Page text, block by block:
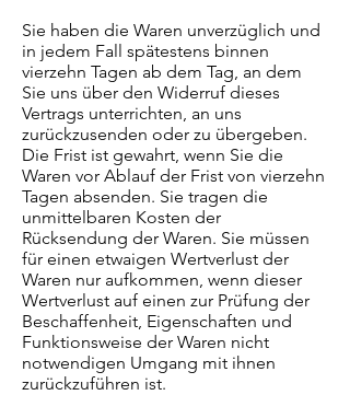
Sie haben die Waren unverzüglich und
in jedem Fall spätestens binnen
vierzehn Tagen ab dem Tag, an dem
Sie uns über den Widerruf dieses
Vertrags unterrichten, an uns
zurückzusenden oder zu übergeben.
Die Frist ist gewahrt, wenn Sie die
Waren vor Ablauf der Frist von vierzehn
Tagen absenden. Sie tragen die
unmittelbaren Kosten der
Rücksendung der Waren. Sie müssen
für einen etwaigen Wertverlust der
Waren nur aufkommen, wenn dieser
Wertverlust auf einen zur Prüfung der
Beschaffenheit, Eigenschaften und
Funktionsweise der Waren nicht
notwendigen Umgang mit ihnen
zurückzuführen ist.